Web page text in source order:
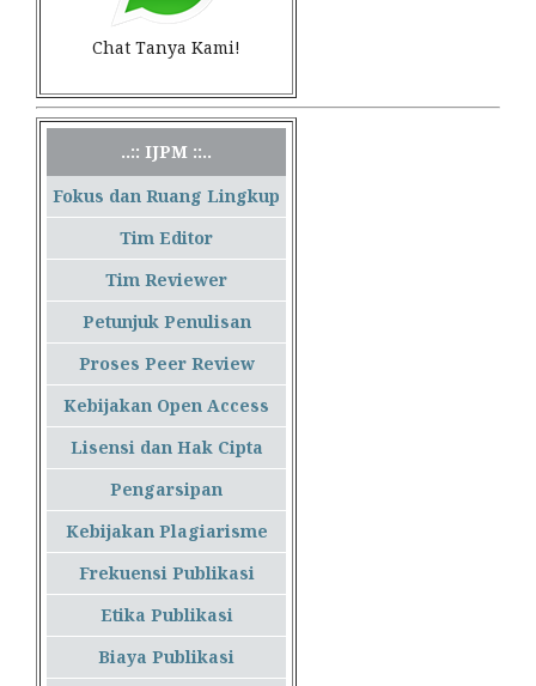
Chat Tanya Kami!
..:: IJPM ::..
Fokus dan Ruang Lingkup
Tim Editor
Tim Reviewer
Petunjuk Penulisan
Proses Peer Review
Kebijakan Open Access
Lisensi dan Hak Cipta
Pengarsipan
Kebijakan Plagiarisme
Frekuensi Publikasi
Etika Publikasi
Biaya Publikasi